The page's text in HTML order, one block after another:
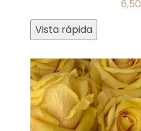
6,50
Vista rápida